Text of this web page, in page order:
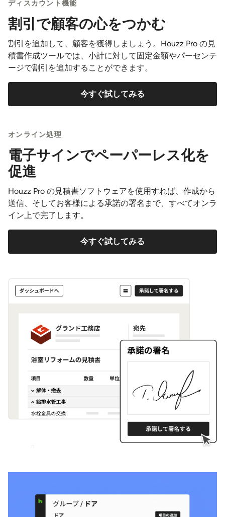
ディスカウント機能
割引で顧客の心をつかむ
割引を追加して、顧客を獲得しましょう。Houzz Pro の見
積書作成ツールでは、小計に対して固定金額やパーセンテ
ージで割引を追加することができます。
今すぐ試してみる
オンライン処理
電子サインでペーパーレス化を
促進
Houzz Pro の見積書ソフトウェアを使用すれば、作成から
送信、そしてお客様による承諾の署名まで、すべてオンラ
イン上で完了します。
今すぐ試してみる